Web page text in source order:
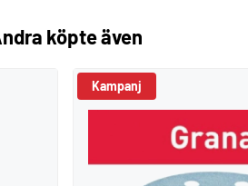
köpte även
Kampanj